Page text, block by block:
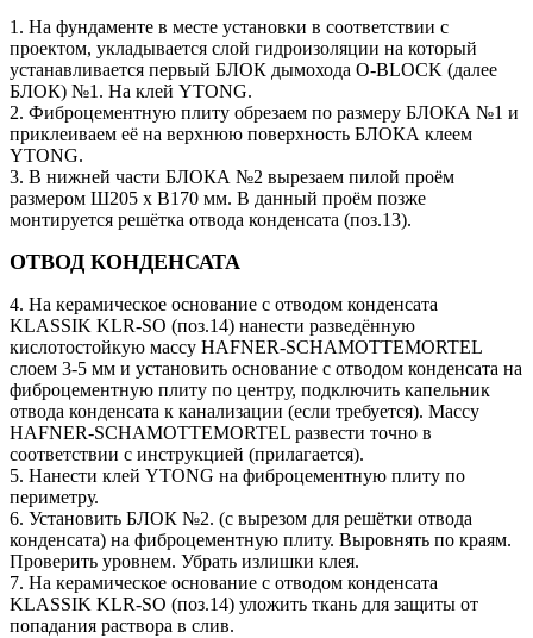
1. На фундаменте в месте установки в соответствии с
проектом, укладывается слой гидроизоляции на который
устанавливается первый БЛОК дымохода O-BLOCK (далее
БЛОК) №1. На клей YTONG.
2. Фиброцементную плиту обрезаем по размеру БЛОКА №1 и
приклеиваем её на верхнюю поверхность БЛОКА клеем
YTONG.
3. В нижней части БЛОКА №2 вырезаем пилой проём
размером Ш205 х В170 мм. В данный проём позже
монтируется решётка отвода конденсата (поз.13).
ОТВОД КОНДЕНСАТА
4. На керамическое основание с отводом конденсата
KLASSIK KLR-SO (поз.14) нанести разведённую
кислотостойкую массу HAFNER-SCHAMOTTEMORTEL
слоем 3-5 мм и установить основание с отводом конденсата на
фиброцементную плиту по центру, подключить капельник
отвода конденсата к канализации (если требуется). Массу
HAFNER-SCHAMOTTEMORTEL развести точно в
соответствии с инструкцией (прилагается).
5. Нанести клей YTONG на фиброцементную плиту по
периметру.
6. Установить БЛОК №2. (с вырезом для решётки отвода
конденсата) на фиброцементную плиту. Выровнять по краям.
Проверить уровнем. Убрать излишки клея.
7. На керамическое основание с отводом конденсата
KLASSIK KLR-SO (поз.14) уложить ткань для защиты от
попадания раствора в слив.